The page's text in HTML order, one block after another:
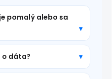
pomalý alebo sa
o dáta?